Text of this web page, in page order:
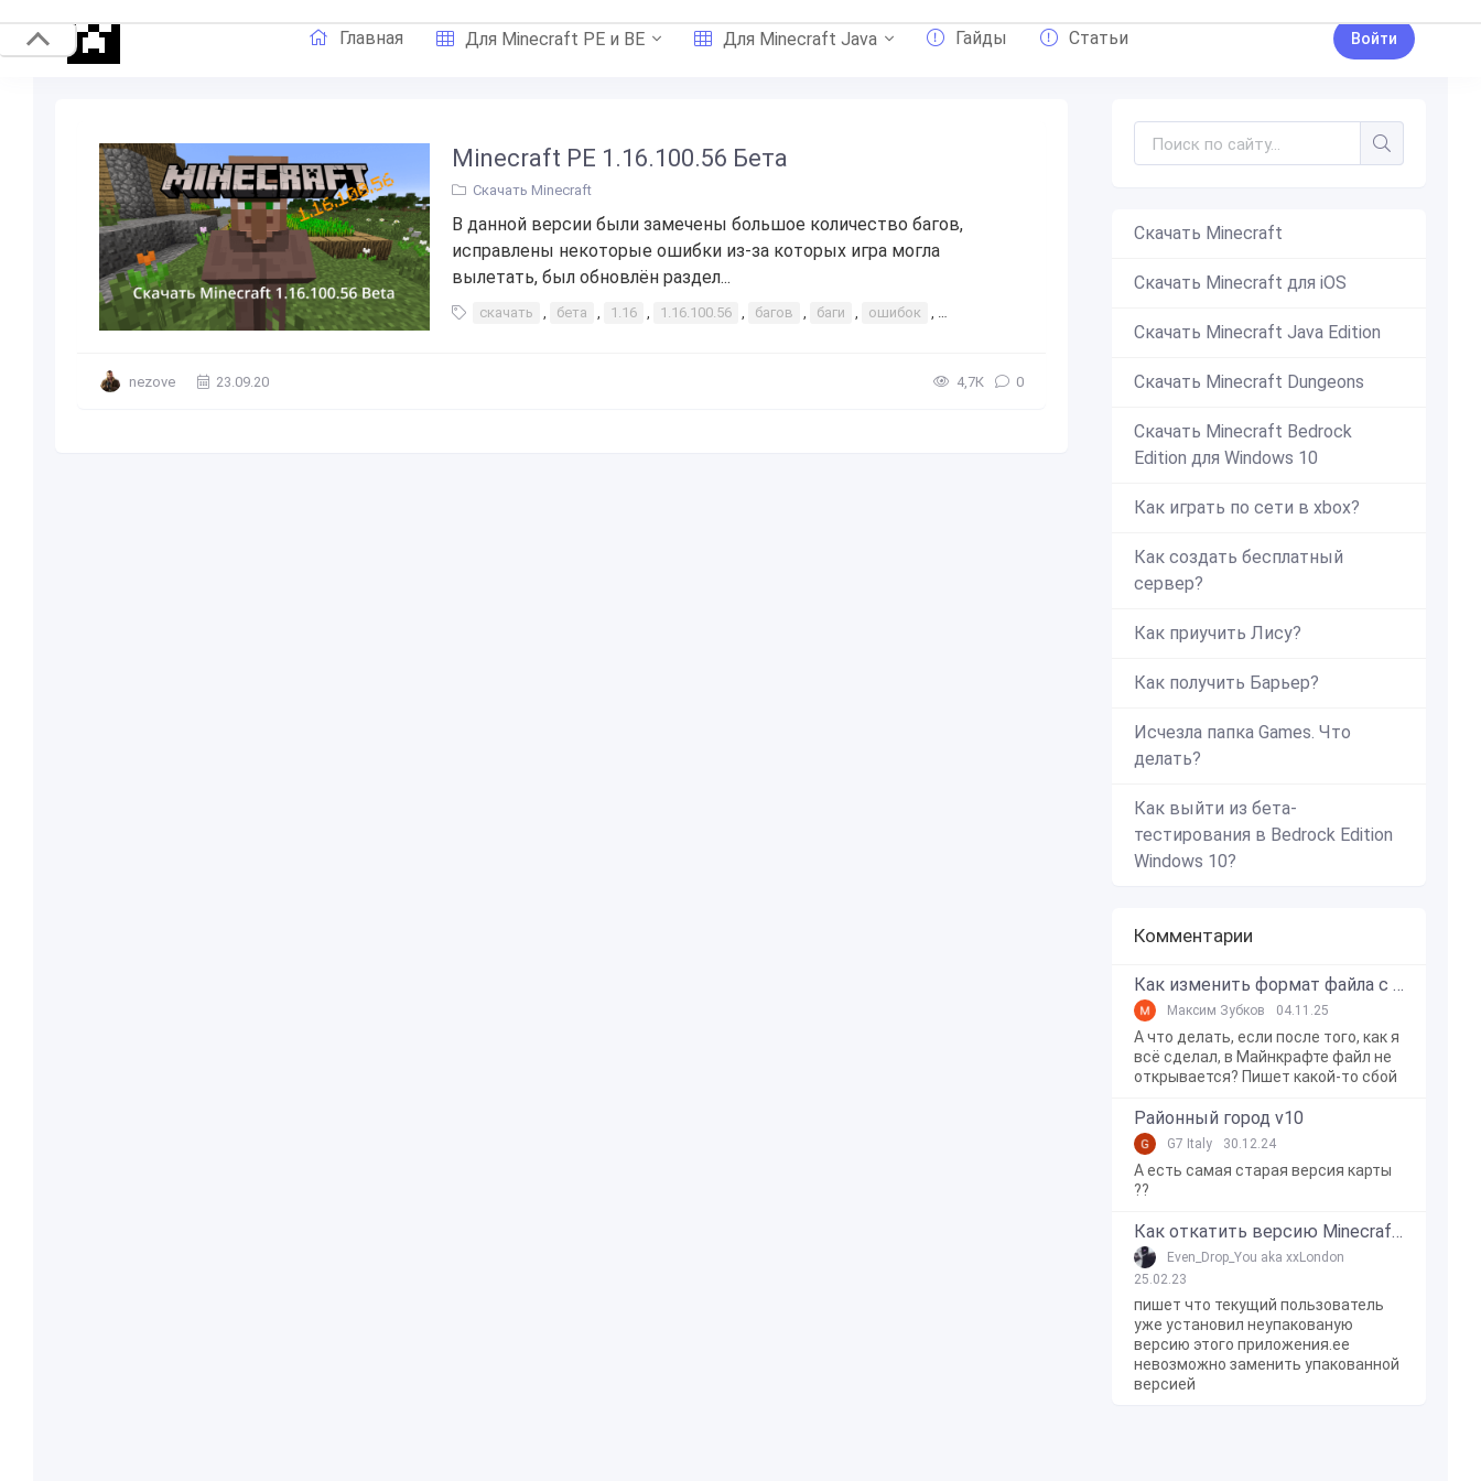
Главная Для Minecraft PE и BE Для Minecraft Java Гайды Статьи Войти
Minecraft PE 1.16.100.56 Бета
Скачать Minecraft
В данной версии были замечены большое количество багов,
исправлены некоторые ошибки из-за которых игра могла
вылетать, был обновлён раздел...
скачать , бета , 1.16 , 1.16.100.56 , багов , баги , ошибок , много ошибок
nezove 23.09.20 4,7К 0
Скачать Minecraft
Скачать Minecraft для iOS
Скачать Minecraft Java Edition
Скачать Minecraft Dungeons
Скачать Minecraft Bedrock
Edition для Windows 10
Как играть по сети в xbox?
Как создать бесплатный
сервер?
Как приучить Лису?
Как получить Барьер?
Исчезла папка Games. Что
делать?
Как выйти из бета-
тестирования в Bedrock Edition
Windows 10?
Комментарии
Как изменить формат файла с zip в mcworld?
Максим Зубков 04.11.25
А что делать, если после того, как я
всё сделал, в Майнкрафте файл не
открывается? Пишет какой-то сбой
Районный город v10
G7 Italy 30.12.24
А есть самая старая версия карты
??
Как откатить версию Minecraft Bedrock Edition на Windows 10?
Even_Drop_You aka xxLondon
25.02.23
пишет что текущий пользователь
уже установил неупакованую
версию этого приложения.ее
невозможно заменить упакованной
версией